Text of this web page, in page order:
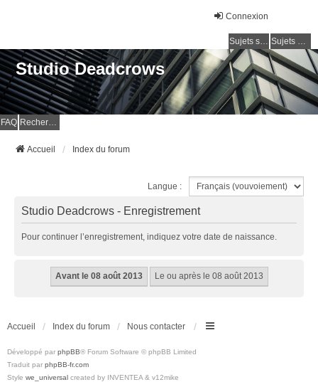
Connexion
Sujets sans réponse Sujets actifs
Studio Deadcrows
FAQ Rechercher
Accueil Index du forum
Langue :
Studio Deadcrows - Enregistrement
Pour continuer l’enregistrement, indiquez votre date de naissance.
Accueil Index du forum Nous contacter
Développé par phpBB® Forum Software © phpBB Limited
Traduit par phpBB-fr.com
Style we_universal created by INVENTEA & v12mike